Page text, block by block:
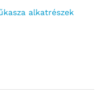
alkatrészek